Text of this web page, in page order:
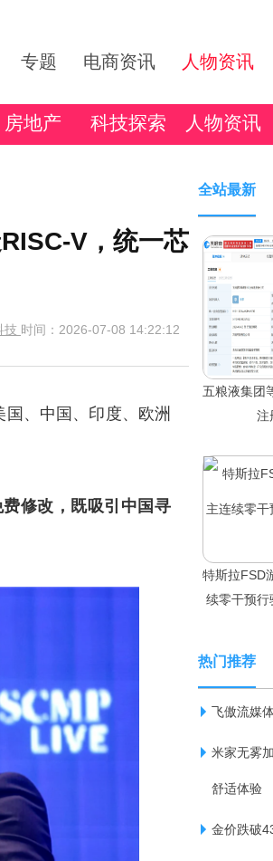
专题 电商资讯 人物资讯
房地产 科技探索 人物资讯
V，统一芯
技 时间：2026-07-08 14:22:12
、中国、印度、欧洲
修改，既吸引中国寻
全站最新
五粮液集团
注
特斯拉FSD
续零干预
热门推荐
飞傲流媒
米家无雾
舒适体验
金价跌破